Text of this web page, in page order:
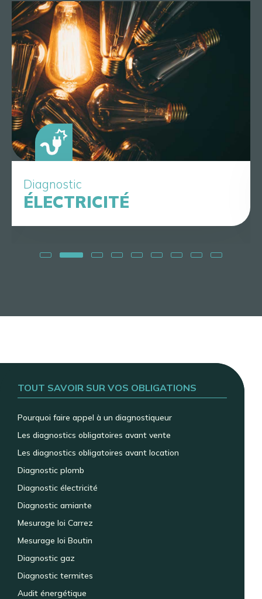
Diagnostic
ÉLECTRICITÉ
TOUT SAVOIR SUR VOS OBLIGATIONS
Pourquoi faire appel à un diagnostiqueur
Les diagnostics obligatoires avant vente
Les diagnostics obligatoires avant location
Diagnostic plomb
Diagnostic électricité
Diagnostic amiante
Mesurage loi Carrez
Mesurage loi Boutin
Diagnostic gaz
Diagnostic termites
Audit énergétique